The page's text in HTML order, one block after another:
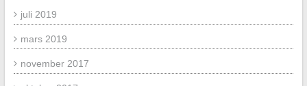
juli 2019
mars 2019
november 2017